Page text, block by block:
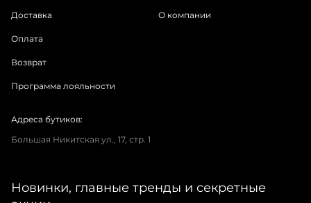
Доставка
Оплата
Возврат
Программа лояльности
О компании
Адреса бутиков:
Большая Никитская ул., 17, стр. 1
Новинки, главные тренды и секретные